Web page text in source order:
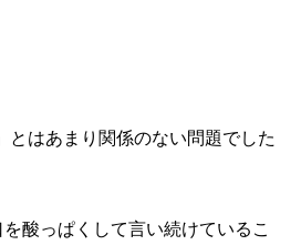
とはあまり関係のない問題でした
を酸っぱくして言い続けているこ